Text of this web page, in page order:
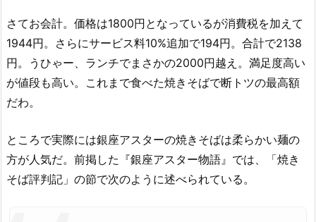
さてお会計。価格は1800円となっているが消費税を加えて
1944円。さらにサービス料10%追加で194円。合計で2138
円。うひゃー、ランチでまさかの2000円越え。満足度高い
が値段も高い。これまで食べた焼きそばで断トツの最高額
だわ。
ところで実際には銀座アスターの焼きそばは柔らかい麺の
方が人気だ。前掲した『銀座アスター物語』では、「焼き
そば評判記」の節で次のように述べられている。